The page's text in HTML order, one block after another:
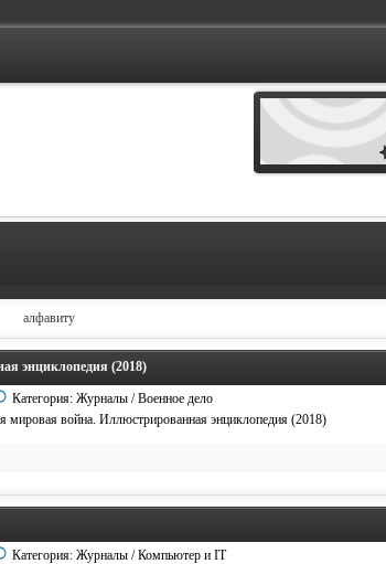
алфавиту
энциклопедия (2018)
Категория:Журналы /Военное дело
Категория:Журналы /Компьютер и IT